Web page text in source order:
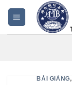
Bỏ
qua
nội
BÀI GIẢNG,